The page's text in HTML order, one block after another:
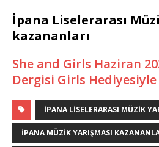
İpana Liselerarası
kazananları
She and Girls Haziran
Dergisi Girls
İPANA LISELERARASI MÜZIK
IPANA MÜZIK YARIŞMASI